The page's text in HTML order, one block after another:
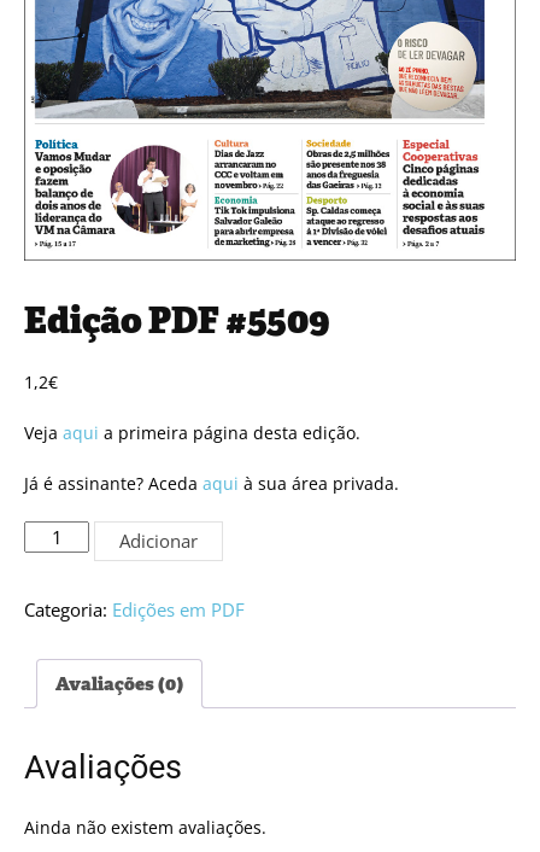
Edição PDF #5509
1,2€
Veja aqui a primeira página desta edição.
Já é assinante? Aceda aqui à sua área privada.
Quantidade
de
PDF
Adicionar
Categoria: Edições em PDF
Avaliações (0)
Avaliações
Ainda não existem avaliações.